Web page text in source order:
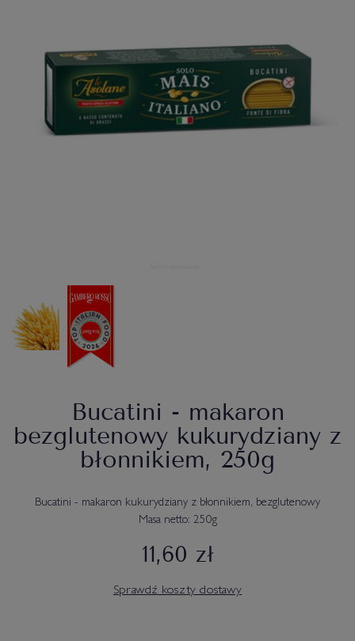
Bucatini - makaron
bezglutenowy kukurydziany z
błonnikiem, 250g
Bucatini - makaron kukurydziany z błonnikiem, bezglutenowy
Masa netto: 250g
11,60 zł
Sprawdź koszty dostawy